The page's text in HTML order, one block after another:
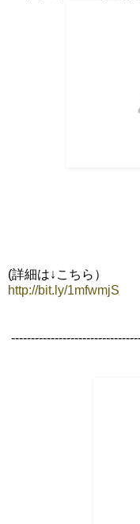
(詳細は↓こちら）
http://bit.ly/1mfwmjS